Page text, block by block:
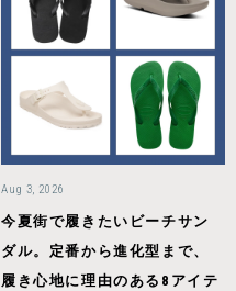
Aug 3, 2026
今夏街で履きたいビーチサン
ダル。定番から進化型まで、
履き心地に理由のある8アイテ